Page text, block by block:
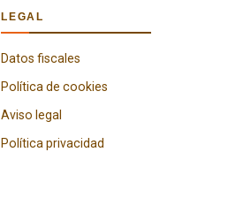
LEGAL
Datos fiscales
Política de cookies
Aviso legal
Política privacidad